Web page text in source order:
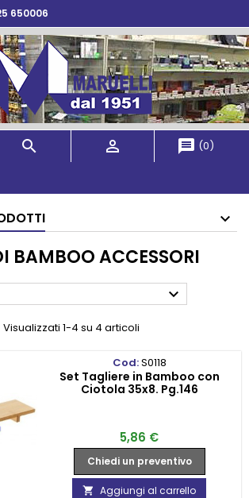
650006
  message (0)
BAMBOO ACCESSORI

Visualizzati 1-4 su 4 articoli
Cod:S0118
Set Tagliere in Bamboo con
Ciotola 35x8. Pg.146
Prezzo
5,86 €
Chiedi un preventivo
 Aggiungi al carrello